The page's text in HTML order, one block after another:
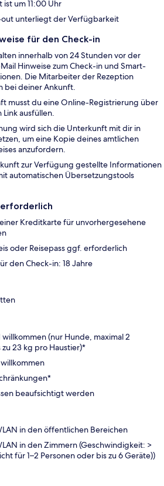
um 11:00 Uhr
unterliegt der Verfügbarkeit
für den Check-in
innerhalb von 24 Stunden vor der
Hinweise zum Check-in und Smart-
Die Mitarbeiter der Rezeption
bei deiner Ankunft.
musst du eine Online-Registrierung über
ausfüllen.
wird sich die Unterkunft mit dir in
um eine Kopie deines amtlichen
anzufordern.
zur Verfügung gestellte Informationen
automatischen Übersetzungstools
Kreditkarte für unvorhergesehene
oder Reisepass ggf. erforderlich
den Check-in: 18 Jahre
willkommen (nur Hunde, maximal 2
zu 23 kg pro Haustier)*
beaufsichtigt werden
in den öffentlichen Bereichen
in den Zimmern (Geschwindigkeit: >
für 1–2 Personen oder bis zu 6 Geräte))